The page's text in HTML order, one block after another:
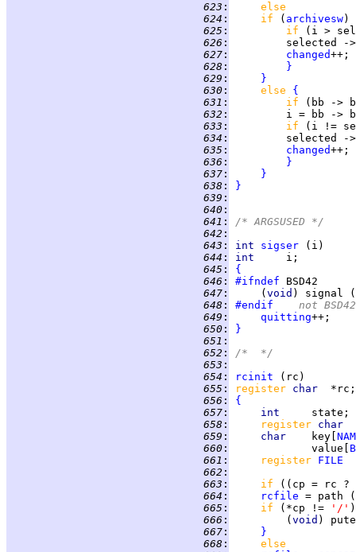
623 :
else
624 : if ( archivesw)
625 : if
(i >
626 :
627 : changed
628 :
}
629 :
}
630 : else {
631 : if
(bb ->
632 :
633 : if
(i !=
634 :
635 : changed
636 :
}
637 :
}
638 :
}
639 :
640 :
641 :
/* ARGSUSED */
642 :
643 : int sigser
644 : int
645 :
{
646 : #ifndef
647 :
     (
void )
648 : #endif
	not BSD42
649 : quitting
650 :
}
651 :
652 :
/*  */
653 :
654 : rcinit
655 : register char
656 :
{
657 : int
658 : register char
659 : char key[
660 :
             value[
661 : register FILE
662 :
663 : if
((cp = rc
664 : rcfile = path
665 : if (*cp !=
'/'
666 :
         (
void )
667 :
}
668 :
else